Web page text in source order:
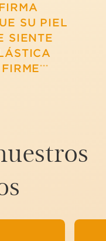
SU PIEL
SIENTE
***